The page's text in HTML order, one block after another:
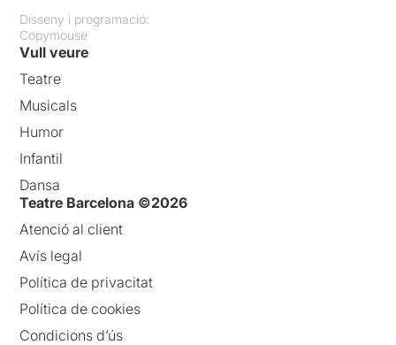
Disseny i programació:
Copymouse
Vull veure
Teatre
Musicals
Humor
Infantil
Dansa
Teatre Barcelona ©2026
Atenció al client
Avís legal
Política de privacitat
Política de cookies
Condicions d’ús